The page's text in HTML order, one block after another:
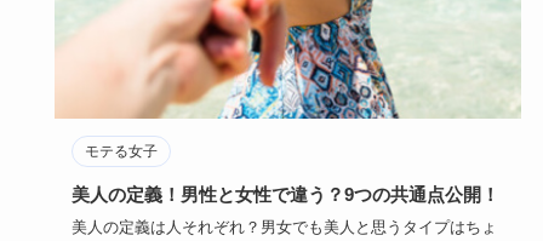
モテる女子
美人の定義！男性と女性で違う？9つの共通点公開！
美人の定義は人それぞれ？男女でも美人と思うタイプはちょ